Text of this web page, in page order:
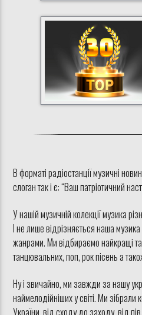
В форматі радіостанції музичні
слоган так і є: “Ваш патріотичний
У нашій музичній колекції музика
І не лише відрізняється наша
жанрами. Ми відбираємо найкращі та
танцювальних, поп, рок пісень а
Ну і звичайно, ми завжди за нашу
наймелодійніших у світі. Ми зібрали